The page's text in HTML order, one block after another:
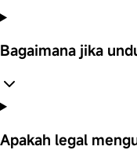
Bagaimana jika
Apakah legal